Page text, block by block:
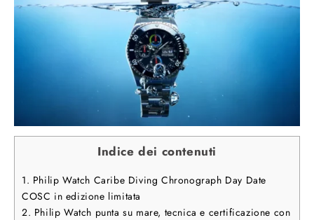
Indice dei contenuti
1. Philip Watch Caribe Diving Chronograph Day Date
COSC in edizione limitata
2. Philip Watch punta su mare, tecnica e certificazione con